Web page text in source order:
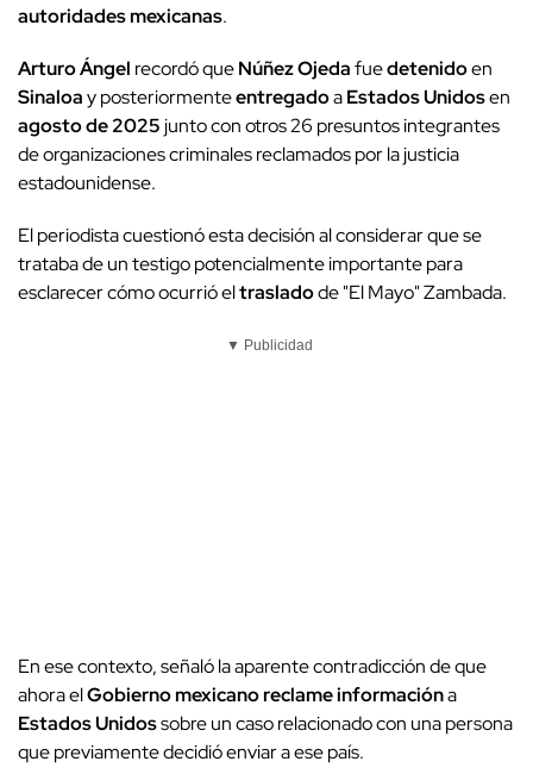
autoridades mexicanas.
Arturo Ángel recordó queNúñez Ojedafuedetenidoen
Sinaloay posteriormenteentregadoaEstados Unidosen
agosto de 2025junto con otros 26 presuntos integrantes
de organizaciones criminales reclamados por la justicia
estadounidense.
El periodista cuestionó esta decisión al considerar que se
trataba de un testigo potencialmente importante para
esclarecer cómo ocurrió eltrasladode "El Mayo" Zambada.
▼ Publicidad
En ese contexto, señaló la aparente contradicción de que
ahora elGobierno mexicanoreclame informacióna
Estados Unidossobre un caso relacionado con una persona
que previamente decidió enviar a ese país.